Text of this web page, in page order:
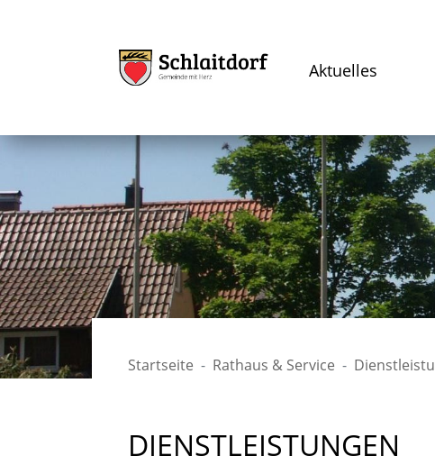
Aktuelles
Startseite Rathaus & Service
DIENSTLEISTUNGEN